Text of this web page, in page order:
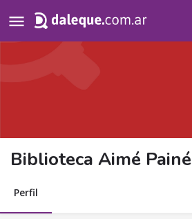
for:
Biblioteca Aimé Painé
Perfil